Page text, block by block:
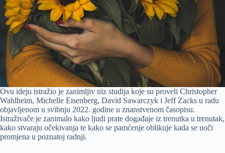
Ovu ideju istražio je zanimljiv niz studija koje su proveli Christopher
Wahlheim, Michelle Eisenberg, David Sawarczyk i Jeff Zacks u radu
objavljenom u svibnju 2022. godine u znanstvenom časopisu.
Istraživače je zanimalo kako ljudi prate događaje iz trenutka u trenutak,
kako stvaraju očekivanja te kako se pamćenje oblikuje kada se uoči
promjena u poznatoj radnji.